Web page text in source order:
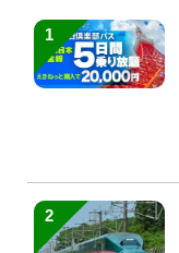
1
2